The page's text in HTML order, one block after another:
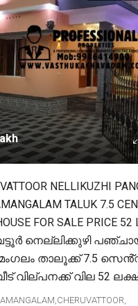
NELLIKUZHI
TALUK 7.5
FOR SALE PRICE 52
നെല്ലിക്കുഴി
താലൂക്ക് 7.5 സെൻ്റ്
വില്പനക്ക് വില 52